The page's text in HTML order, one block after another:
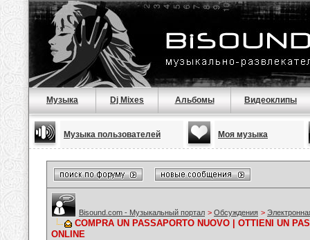
Музыка Dj Mixes Альбомы Видеоклипы
Музыка пользователей Моя музыка
Bisound.com - Музыкальный портал > Обсуждения >
COMPRA UN PASSAPORTO NUOVO | OTTIENI UN
ONLINE